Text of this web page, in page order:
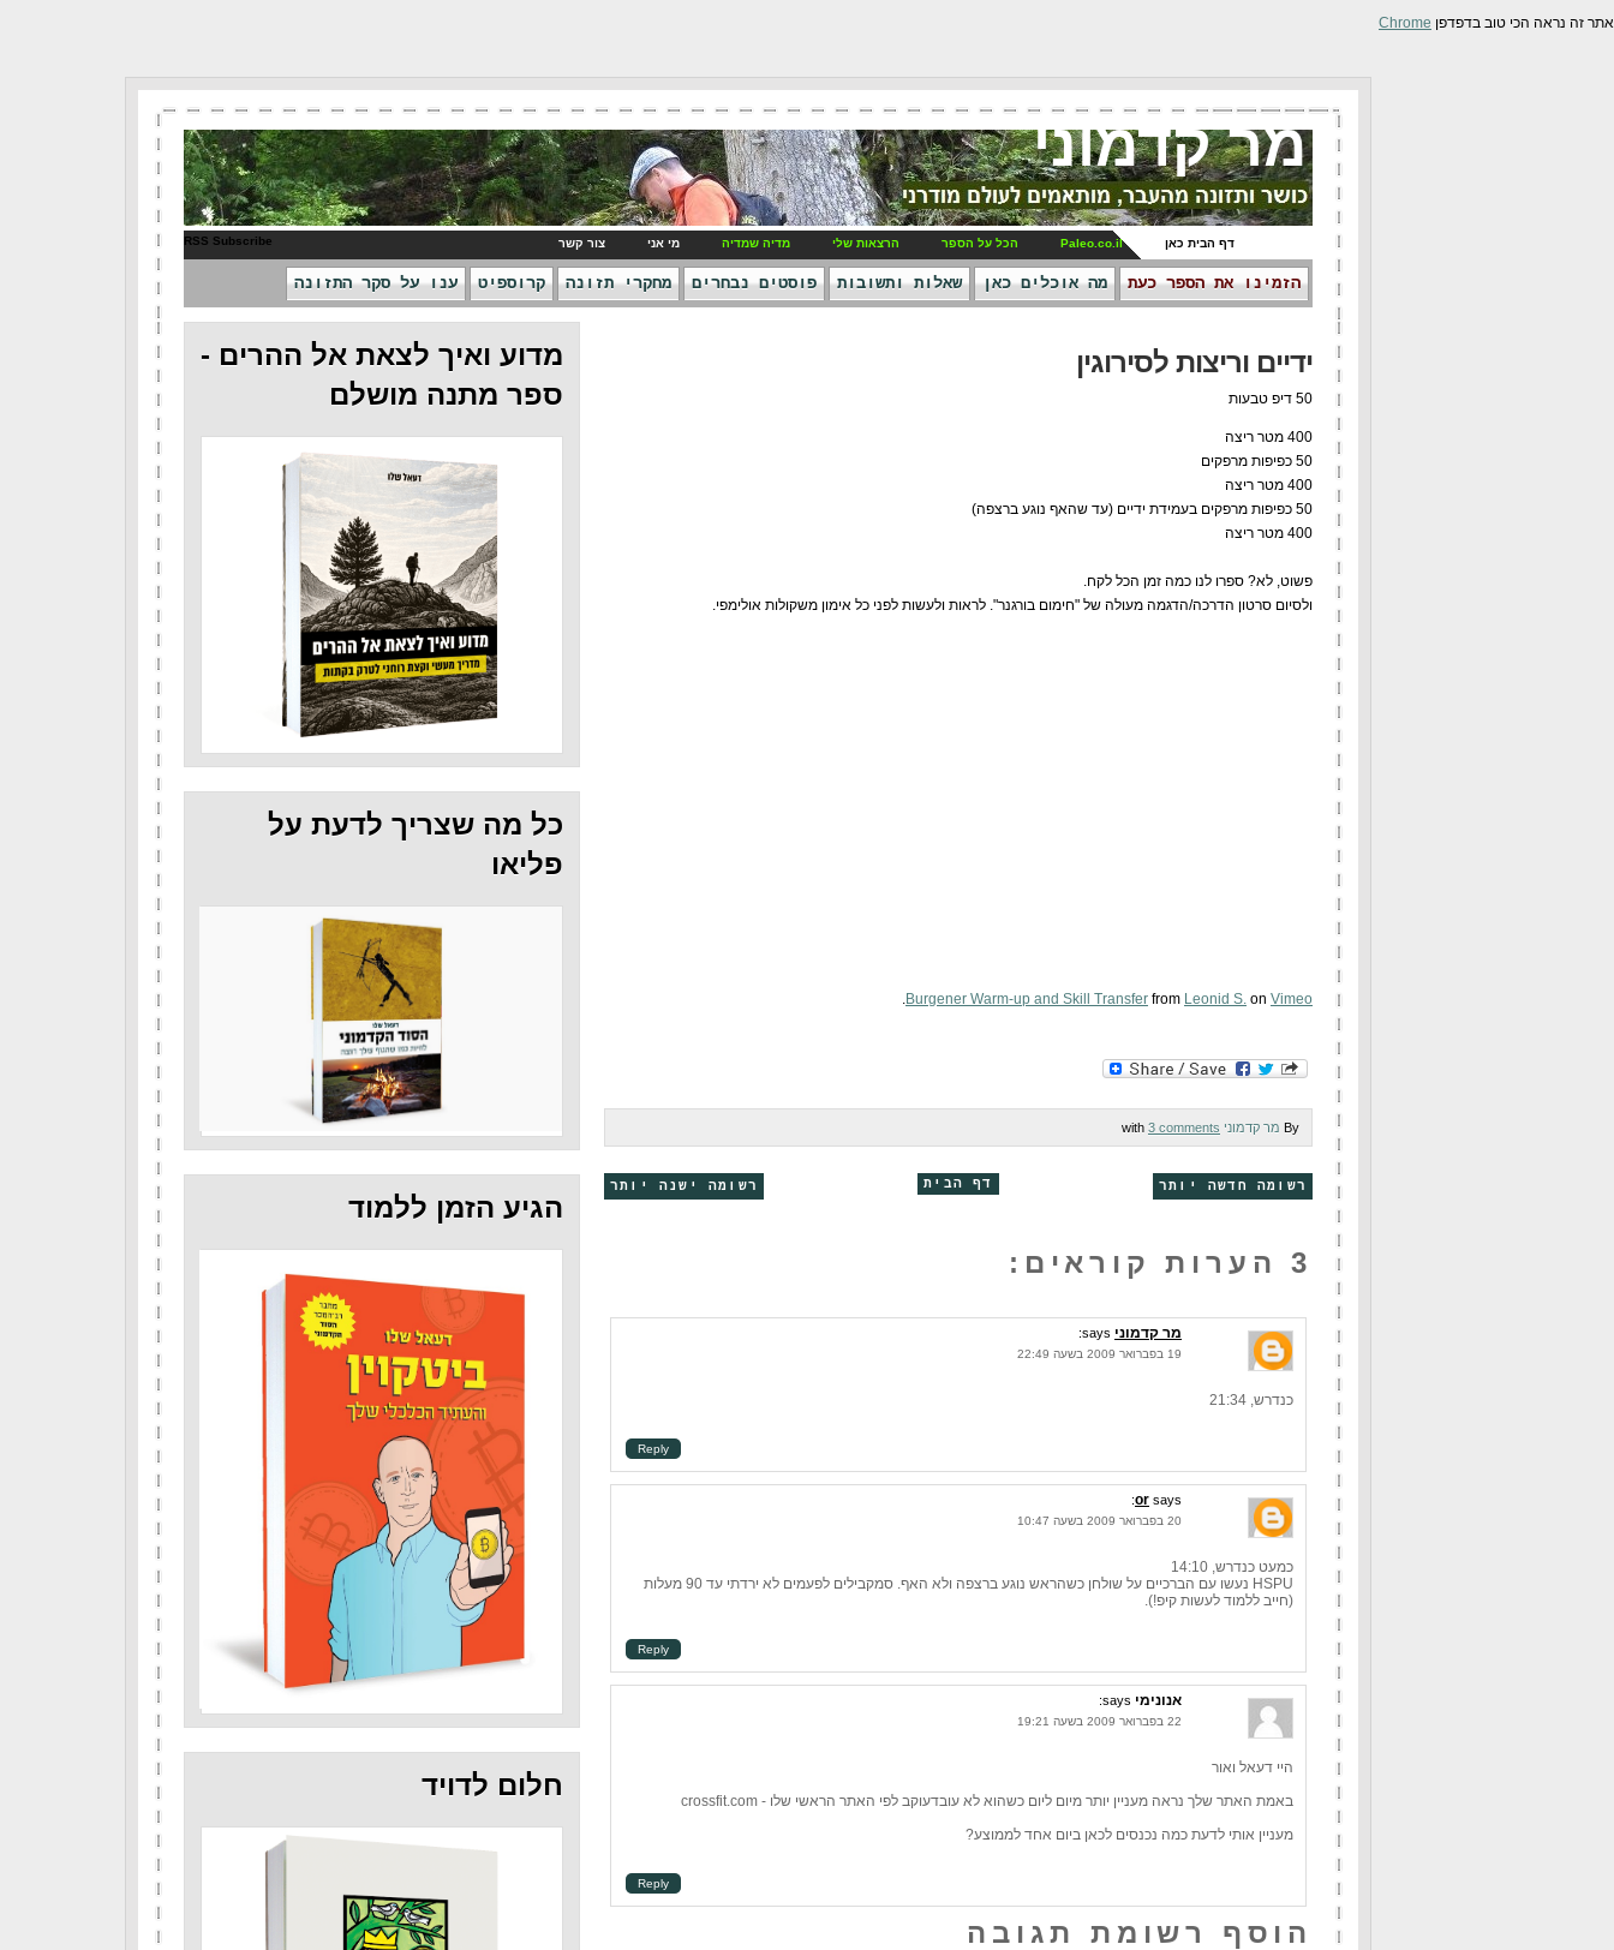
אתר זה נראה הכי טוב בדפדפן Chrome
מר קדמוני
דף הבית כאן Paleo.co.il הכל על הספר הרצאות שלי מדיה שמדיה מי אני צור קשר RSS Subscribe
הזמינו את הספר כעת מה אוכלים כאן שאלות ותשובות פוסטים נבחרים מחקרי תזונה קרוספיט ענו על סקר התזונה
ידיים וריצות לסירוגין
50 דיפ טבעות
400 מטר ריצה
50 כפיפות מרפקים
400 מטר ריצה
50 כפיפות מרפקים בעמידת ידיים (עד שהאף נוגע ברצפה)
400 מטר ריצה
פשוט, לא? ספרו לנו כמה זמן הכל לקח.
ולסיום סרטון הדרכה/הדגמה מעולה של "חימום בורגנר". לראות ולעשות לפני כל אימון משקולות אולימפי.
Burgener Warm-up and Skill Transfer from Leonid S. on Vimeo
.
By מר קדמוני 3 comments
רשומה חדשה יותר רשומה ישנה יותר דף הבית
3 הערות קוראים:
מר קדמוני says:
19 בפברואר 2009 בשעה 22:49
Reply
כנדרש, 21:34
or says:
20 בפברואר 2009 בשעה 10:47
Reply
כמעט כנדרש, 14:10
HSPU נעשו עם הברכיים על שולחן כשהראש נוגע ברצפה ולא האף. סמקבילים לפעמים לא ירדתי עד 90 מעלות
(חייב ללמוד לעשות קיפ!).
אנונימי says:
22 בפברואר 2009 בשעה 19:21
Reply
היי דעאל ואור
באמת האתר שלך נראה מעניין יותר מיום ליום כשהוא לא עובדעוקב לפי האתר הראשי שלו - crossfit.com
מעניין אותי לדעת כמה נכנסים לכאן ביום אחד לממוצע?
הוסף רשומת תגובה
מדוע ואיך לצאת אל ההרים -
ספר מתנה מושלם
כל מה שצריך לדעת על
פליאו
הגיע הזמן ללמוד
חלום לדויד